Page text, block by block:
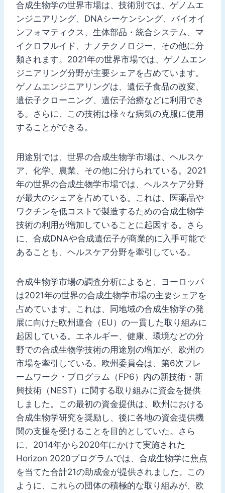
合成生物学の世界市場は、技術別では、ゲノムエ
ンジニアリング、DNAシーケンシング、バイオイ
ンフォマティクス、生体部品・統合システム、マ
イクロフルイド、ナノテクノロジー、その他に分
類されます。2021年の世界市場では、ゲノムエン
ジニアリング分野が主要シェアを占めています。
ゲノムエンジニアリングは、遺伝子食品の改変、
遺伝子クローニング、遺伝子治療などに利用でき
る。さらに、この技術は様々な病気の克服に使用
することができる。
用途別では、世界の合成生物学市場は、ヘルスケ
ア、化学、農業、その他に分けられている。2021
年の世界の合成生物学市場では、ヘルスケア分野
が最大のシェアを占めている。これは、医薬品や
ワクチンを低コストで製造するための合成生物学
技術の利用が増加していることに起因する。さら
に、合成DNAや合成遺伝子が商業的に入手可能で
あることも、ヘルスケア分野を牽引している。
合成生物学市場の調査分析によると、ヨーロッパ
は2021年の世界の合成生物学市場の主要シェアを
占めています。これは、同地域の合成生物学の発
展に向けた欧州連合（EU）の一貫した取り組みに
起因している。エネルギー、健康、環境などの分
野での合成生物学技術の用途別の増加が、欧州の
市場を牽引している。欧州委員会は、第6次フレ
ームワーク・プログラム（FP6）内の新技術・新
興技術（NEST）に関する取り組みに資金を提供
しました。この最初の資金提供は、欧州における
合成生物学研究を奨励し、後に各地の資金提供機
関の支援を受けることを目的としていた。さら
に、2014年から2020年にかけて実施された
Horizon 2020プログラムでは、合成生物学に焦点
を当てた合計21の助成金が提供されました。この
ように、これらの団体の積極的な取り組みが、欧